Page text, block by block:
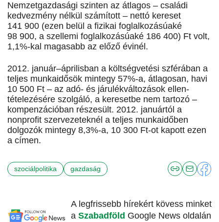
Nemzetgazdasági szinten az átlagos – családi
kedvezmény nélkül számított – nettó kereset
141 900 (ezen belül a fizikai foglalkozásúaké
98 900, a szellemi foglalkozásúaké 186 400) Ft volt,
1,1%-kal magasabb az előző évinél.
2012. január–áprilisban a költségvetési szférában a
teljes mun­ka­idősök mintegy 57%-a, átlagosan, havi
10 500 Ft – az adó- és járulékváltozások ellen­­
tételezésére szolgáló, a keresetbe nem tartozó –
kompenzációban részesült. 2012. januártól a
nonprofit szervezeteknél a teljes munkaidőben
dolgozók mintegy 8,3%-a, 10 300 Ft-ot kapott ezen
a cí­men.
szociálpolitika gazdaság
A legfrissebb hírekért kövess minket
a Szabadföld Google News oldalán